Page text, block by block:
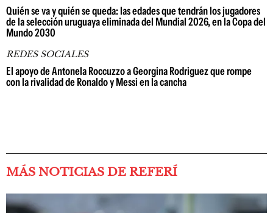
Quién se va y quién se queda: las edades que tendrán los jugadores
de la selección uruguaya eliminada del Mundial 2026, en la Copa del
Mundo 2030
REDES SOCIALES
El apoyo de Antonela Roccuzzo a Georgina Rodriguez que rompe
con la rivalidad de Ronaldo y Messi en la cancha
MÁS NOTICIAS DE REFERÍ